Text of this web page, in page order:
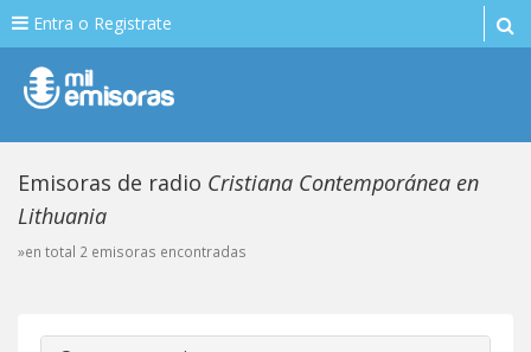
Entra o Registrate
Emisoras de radio Cristiana Contemporánea en
Lithuania
»en total 2 emisoras encontradas